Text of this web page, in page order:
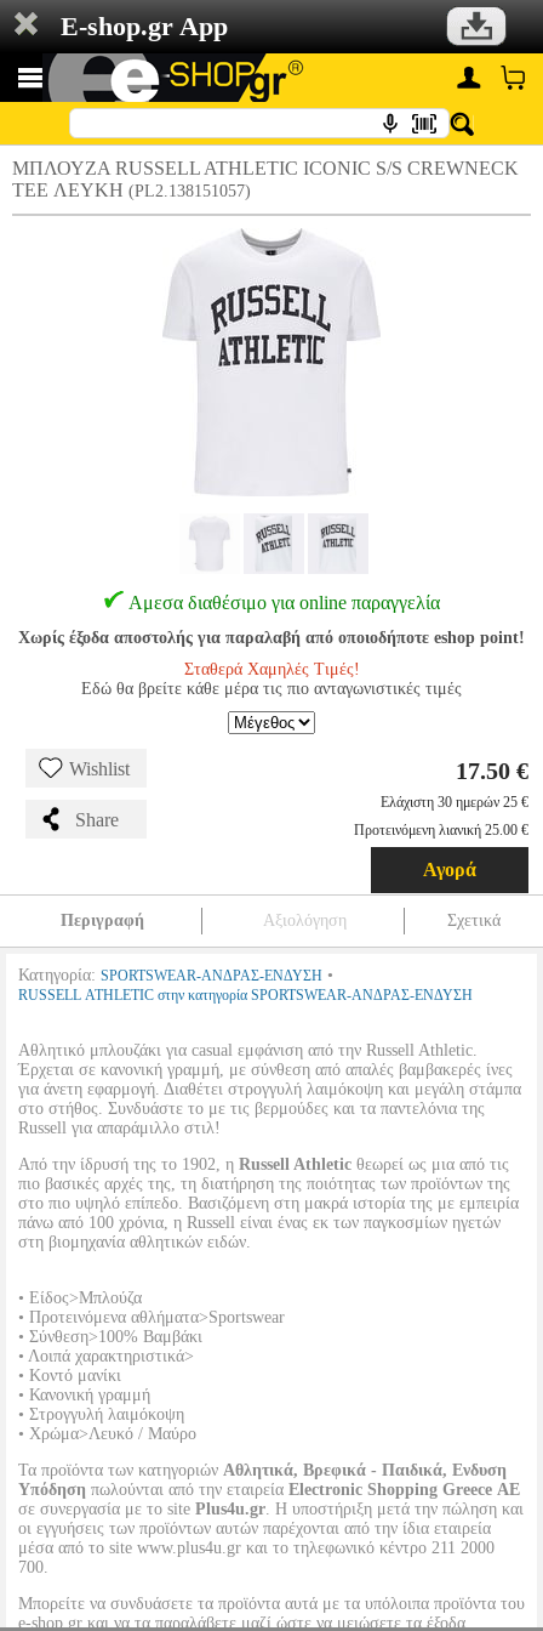
E-shop.gr App
ΜΠΛΟΥΖΑ RUSSELL ATHLETIC ICONIC S/S CREWNECK
TEE ΛΕΥΚΗ (PL2.138151057)
Αμεσα διαθέσιμο για online παραγγελία
Χωρίς έξοδα αποστολής για παραλαβή από οποιοδήποτε eshop point!
Σταθερά Χαμηλές Τιμές!
Εδώ θα βρείτε κάθε μέρα τις πιο ανταγωνιστικές τιμές
Wishlist
Share
17.50 €
Ελάχιστη 30 ημερών 25 €
Προτεινόμενη λιανική 25.00 €
Αγορά
Περιγραφή Αξιολόγηση Σχετικά
Κατηγορία: SPORTSWEAR-ΑΝΔΡΑΣ-ΕΝΔΥΣΗ •
RUSSELL ATHLETIC στην κατηγορία SPORTSWEAR-ΑΝΔΡΑΣ-ΕΝΔΥΣΗ
Αθλητικό μπλουζάκι για casual εμφάνιση από την Russell Athletic.
Έρχεται σε κανονική γραμμή, με σύνθεση από απαλές βαμβακερές ίνες
για άνετη εφαρμογή. Διαθέτει στρογγυλή λαιμόκοψη και μεγάλη στάμπα
στο στήθος. Συνδυάστε το με τις βερμούδες και τα παντελόνια της
Russell για απαράμιλλο στιλ!
Από την ίδρυσή της το 1902, η Russell Athletic θεωρεί ως μια από τις
πιο βασικές αρχές της, τη διατήρηση της ποιότητας των προϊόντων της
στο πιο υψηλό επίπεδο. Βασιζόμενη στη μακρά ιστορία της με εμπειρία
πάνω από 100 χρόνια, η Russell είναι ένας εκ των παγκοσμίων ηγετών
στη βιομηχανία αθλητικών ειδών.
• Είδος>Μπλούζα
• Προτεινόμενα αθλήματα>Sportswear
• Σύνθεση>100% Βαμβάκι
• Λοιπά χαρακτηριστικά>
• Κοντό μανίκι
• Κανονική γραμμή
• Στρογγυλή λαιμόκοψη
• Χρώμα>Λευκό / Μαύρο
Τα προϊόντα των κατηγοριών Αθλητικά, Βρεφικά - Παιδικά, Ενδυση
Υπόδηση πωλούνται από την εταιρεία Electronic Shopping Greece ΑΕ
σε συνεργασία με το site Plus4u.gr. Η υποστήριξη μετά την πώληση και
οι εγγυήσεις των προϊόντων αυτών παρέχονται από την ίδια εταιρεία
μέσα από το site www.plus4u.gr και το τηλεφωνικό κέντρο 211 2000
700.
Μπορείτε να συνδυάσετε τα προϊόντα αυτά με τα υπόλοιπα προϊόντα του
e-shop.gr και να τα παραλάβετε μαζί ώστε να μειώσετε τα έξοδα